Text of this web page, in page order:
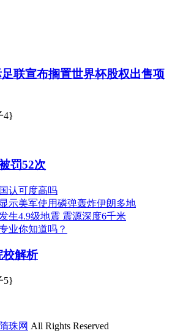
联宣布搁置世界杯股权出售项
4}
罚52次
认可度高吗
示美军使用磷弹轰炸伊朗多地
生4.9级地震 震源深度6千米
业你知道吗？
校解析
5}
珠网 All Rights Reserved